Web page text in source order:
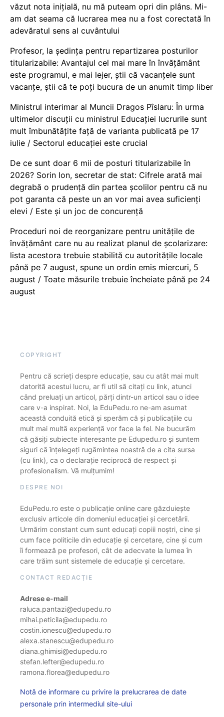
văzut nota inițială, nu mă puteam opri din plâns. Mi-
am dat seama că lucrarea mea nu a fost corectată în
adevăratul sens al cuvântului
Profesor, la ședința pentru repartizarea posturilor
titularizabile: Avantajul cel mai mare în învățământ
este programul, e mai lejer, știi că vacanțele sunt
vacanţe, știi că te poți bucura de un anumit timp liber
Ministrul interimar al Muncii Dragos Pîslaru: În urma
ultimelor discuții cu ministrul Educației lucrurile sunt
mult îmbunătățite față de varianta publicată pe 17
iulie / Sectorul educației este crucial
De ce sunt doar 6 mii de posturi titularizabile în
2026? Sorin Ion, secretar de stat: Cifrele arată mai
degrabă o prudență din partea școlilor pentru că nu
pot garanta că peste un an vor mai avea suficienți
elevi / Este și un joc de concurență
Proceduri noi de reorganizare pentru unitățile de
învățământ care nu au realizat planul de școlarizare:
lista acestora trebuie stabilită cu autoritățile locale
până pe 7 august, spune un ordin emis miercuri, 5
august / Toate măsurile trebuie încheiate până pe 24
august
COPYRIGHT
Pentru că scrieți despre educație, sau cu atât mai mult
datorită acestui lucru, ar fi util să citați cu link, atunci
când preluați un articol, părți dintr-un articol sau o idee
care v-a inspirat. Noi, la EduPedu.ro ne-am asumat
această conduită etică și sperăm că și publicațiile cu
mult mai multă experiență vor face la fel. Ne bucurăm
că găsiți subiecte interesante pe Edupedu.ro și suntem
siguri că înțelegeți rugămintea noastră de a cita sursa
(cu link), ca o declarație reciprocă de respect și
profesionalism. Vă mulțumim!
DESPRE NOI
EduPedu.ro este o publicație online care găzduiește
exclusiv articole din domeniul educației și cercetării.
Urmărim constant cum sunt educați copiii noștri, cine și
cum face politicile din educație și cercetare, cine și cum
îi formează pe profesori, cât de adecvate la lumea în
care trăim sunt sistemele de educație și cercetare.
CONTACT REDACȚIE
Adrese e-mail
raluca.pantazi@edupedu.ro
mihai.peticila@edupedu.ro
costin.ionescu@edupedu.ro
alexa.stanescu@edupedu.ro
diana.ghimisi@edupedu.ro
stefan.lefter@edupedu.ro
ramona.florea@edupedu.ro
Notă de informare cu privire la prelucrarea de date
personale prin intermediul site-ului